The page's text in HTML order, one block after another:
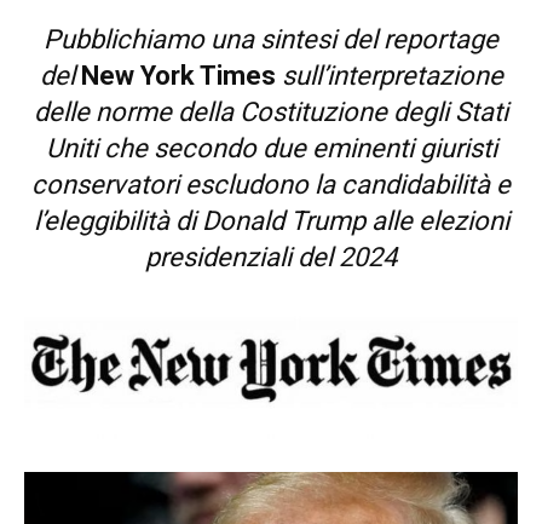
Pubblichiamo una sintesi del reportage
delNew York Times sull’interpretazione
delle norme della Costituzione degli Stati
Uniti che secondo due eminenti giuristi
conservatori escludono la candidabilità e
l’eleggibilità di Donald Trump alle elezioni
presidenziali del 2024